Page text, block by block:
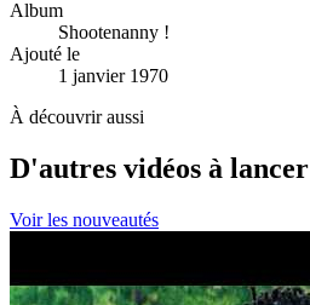
Album
Shootenanny !
Ajouté le
1 janvier 1970
À découvrir aussi
D'autres vidéos à lancer
Voir les nouveautés